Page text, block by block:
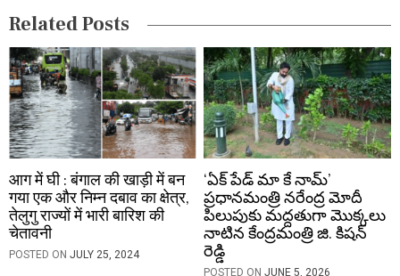
o
n
Related Posts
आग में घी : बंगाल की खाड़ी में बन
गया एक और निम्न दबाव का क्षेत्र,
तेलुगु राज्यों में भारी बारिश की
चेतावनी
POSTED ON JULY 25, 2024
‘ఏక్ పేడ్ మా కే నామ్’
ప్రధానమంత్రి నరేంద్ర మోదీ
పిలుపుకు మద్దతుగా మొక్కలు
నాటిన కేంద్రమంత్రి జి. కిషన్
రెడ్డి
POSTED ONJUNE 5, 2026